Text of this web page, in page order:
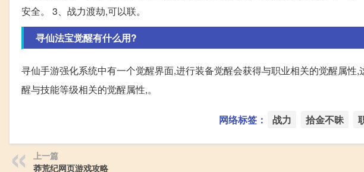
安全。 3、战力渡劫,可以联。
寻仙法宝觉醒有什么用?
寻仙手游强化系统中有一个觉醒界面,进行装备觉醒会获得与职业相关的觉醒属
醒与技能等级相关的觉醒属性,。
网络标签： 战力 拾金不昧
上一篇
莽荒纪网页游戏攻略